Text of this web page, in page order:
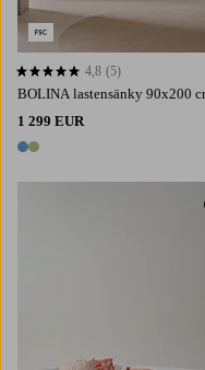
BOLINA lastensänky 90x200
1 299 EUR
2 värejä
4,8 perustuen 5 arvosanaan
4,8 (5)